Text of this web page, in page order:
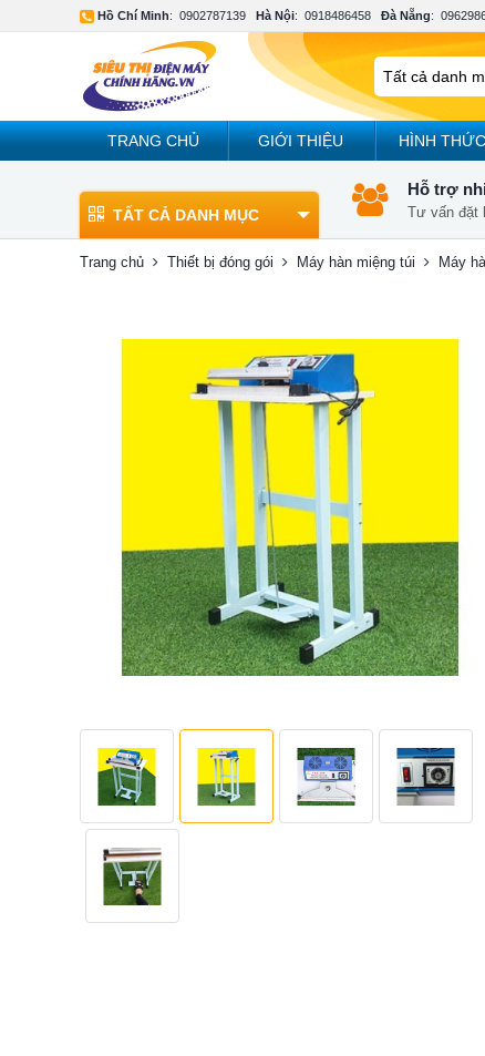
Hồ Chí Minh: 0902787139 Hà Nội: 0918486458 Đà Nẵng:
TRANG CHỦ GIỚI THIỆU HÌNH
TẤT CẢ DANH MỤC
Hỗ trợ
Tư vấn đặt
Trang chủ Thiết bị đóng gói Máy hàn miệng túi Máy